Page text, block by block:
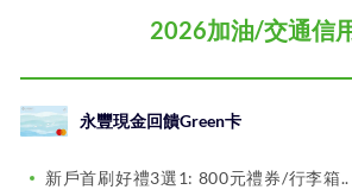
2026加油/交通信
永豐現金回饋Green卡
新戶首刷好禮3選1: 800元禮券/行李箱..